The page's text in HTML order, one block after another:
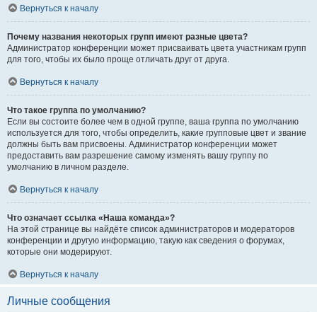
Вернуться к началу
Почему названия некоторых групп имеют разные цвета?
Администратор конференции может присваивать цвета участникам групп
для того, чтобы их было проще отличать друг от друга.
Вернуться к началу
Что такое группа по умолчанию?
Если вы состоите более чем в одной группе, ваша группа по умолчанию
используется для того, чтобы определить, какие групповые цвет и звание
должны быть вам присвоены. Администратор конференции может
предоставить вам разрешение самому изменять вашу группу по
умолчанию в личном разделе.
Вернуться к началу
Что означает ссылка «Наша команда»?
На этой странице вы найдёте список администраторов и модераторов
конференции и другую информацию, такую как сведения о форумах,
которые они модерируют.
Вернуться к началу
Личные сообщения